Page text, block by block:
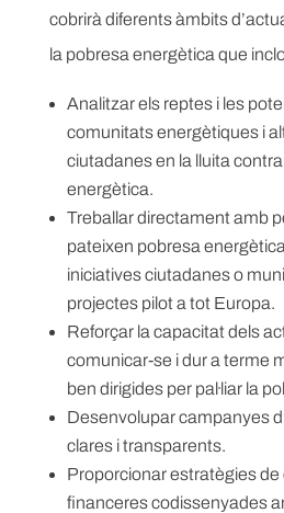
cobrirà diferents àmbits
la pobresa energètica que
Analitzar els reptes i les
comunitats energètiques i
ciutadanes en la lluita
energètica.
Treballar directament amb
pateixen pobresa
iniciatives ciutadanes o
projectes pilot a tot Europa.
Reforçar la capacitat dels
comunicar-se i dur a terme
ben dirigides per pal·liar la
Desenvolupar campanyes
clares i transparents.
Proporcionar estratègies de
financeres codissenyades